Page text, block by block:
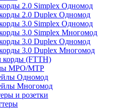
2.0 Simplex Одномод
2.0 Duplex Одномод
3.0 Simplex Одномод
3.0 Simplex Многомод
3.0 Duplex Одномод
3.0 Duplex Многомод
корды (FTTH)
MPO/MTP
Одномод
Многомод
и розетки